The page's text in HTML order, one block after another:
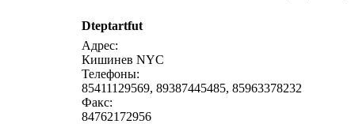
Dteptartfut
Адрес:
Кишинев NYC
Телефоны:
85411129569, 89387445485, 85963378232
Факс:
84762172956